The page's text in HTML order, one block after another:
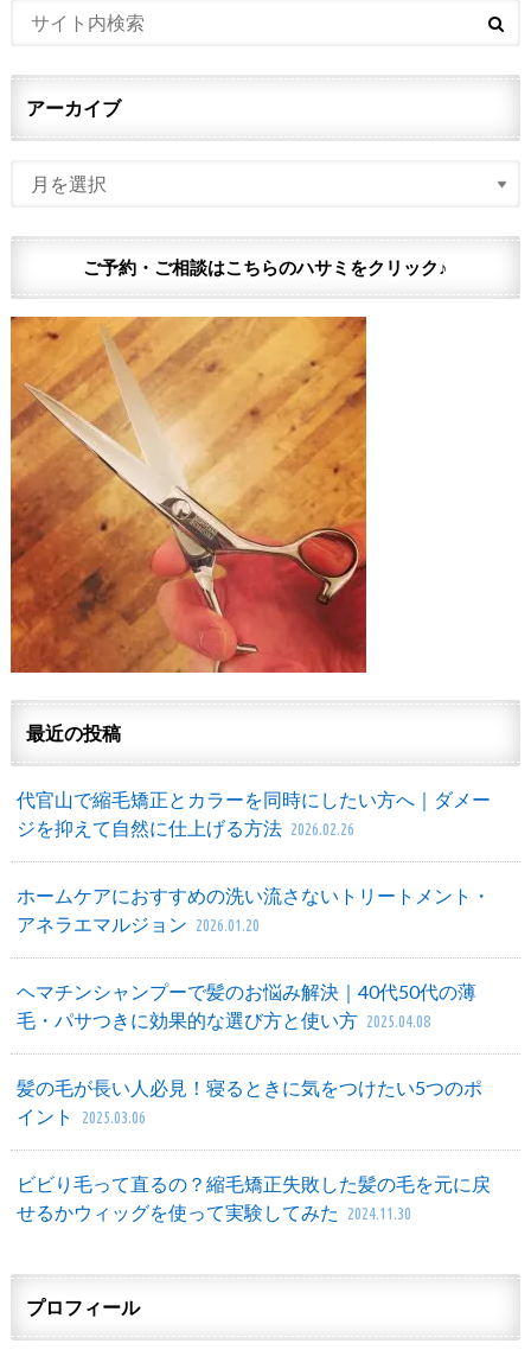
アーカイブ
ご予約・ご相談はこちらのハサミをクリック♪
最近の投稿
代官山で縮毛矯正とカラーを同時にしたい方へ｜ダメー
ジを抑えて自然に仕上げる方法 2026.02.26
ホームケアにおすすめの洗い流さないトリートメント・
アネラエマルジョン 2026.01.20
ヘマチンシャンプーで髪のお悩み解決｜40代50代の薄
毛・パサつきに効果的な選び方と使い方 2025.04.08
髪の毛が長い人必見！寝るときに気をつけたい5つのポ
イント
2025.03.06
ビビり毛って直るの？縮毛矯正失敗した髪の毛を元に戻
せるかウィッグを使って実験してみた
2024.11.30
プロフィール